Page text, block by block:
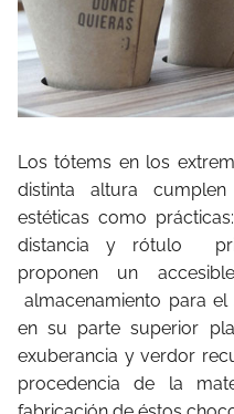
Los tótems en los
distinta altura
estéticas como
distancia y rótulo
proponen un
almacenamiento para
en su parte superior
exuberancia y verdor
procedencia de la